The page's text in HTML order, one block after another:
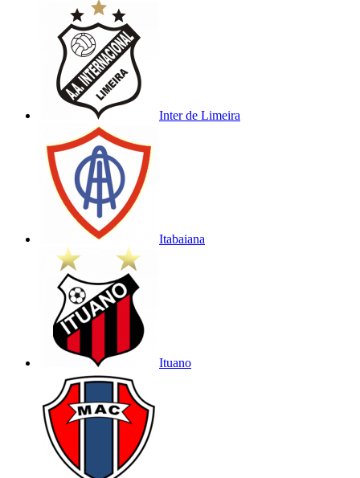
Inter de Limeira
Itabaiana
Ituano